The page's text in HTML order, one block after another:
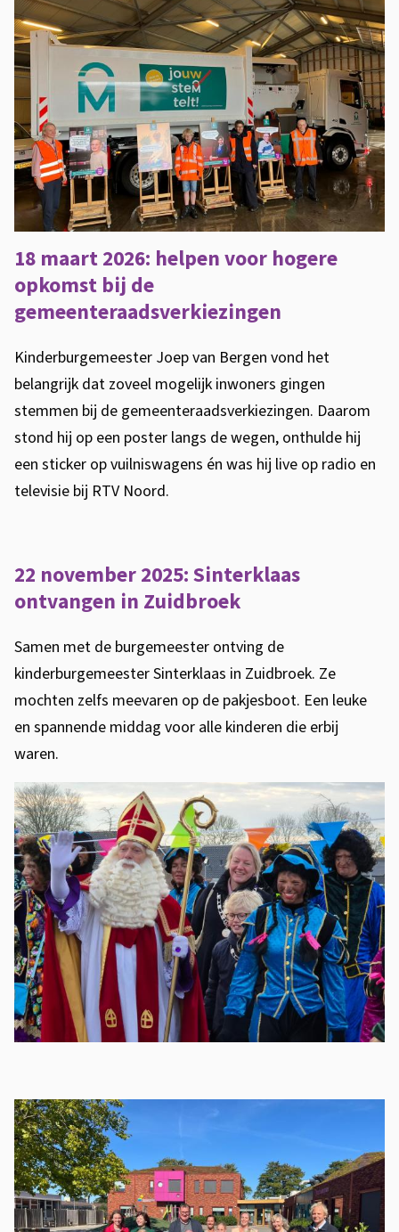
s
t
e
r
J
o
e
p
o
c
h
t
'
m
t
e
s
n
.
18 maart 2026: helpen voor hogere
opkomst bij de
gemeenteraadsverkiezingen
Kinderburgemeester Joep van Bergen vond het
belangrijk dat zoveel mogelijk inwoners gingen
stemmen bij de gemeenteraadsverkiezingen. Daarom
stond hij op een poster langs de wegen, onthulde hij
een sticker op vuilniswagens én was hij live op radio en
televisie bij RTV Noord.
22 november 2025: Sinterklaas
ontvangen in Zuidbroek
Samen met de burgemeester ontving de
kinderburgemeester Sinterklaas in Zuidbroek. Ze
mochten zelfs meevaren op de pakjesboot. Een leuke
en spannende middag voor alle kinderen die erbij
waren.